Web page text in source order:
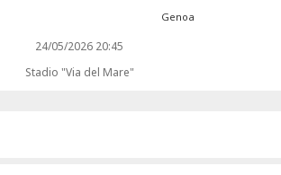
Genoa
24/05/2026 20:45
Stadio "Via del Mare"